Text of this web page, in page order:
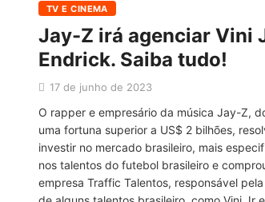
TV E CINEMA
Jay-Z irá agenciar Vini
Endrick. Saiba tudo!
17 de junho de 2023
O rapper e empresário da música Jay-Z,
uma fortuna superior a US$ 2 bilhões,
investir no mercado brasileiro, mais
nos talentos do futebol brasileiro e
empresa Traffic Talentos, responsável